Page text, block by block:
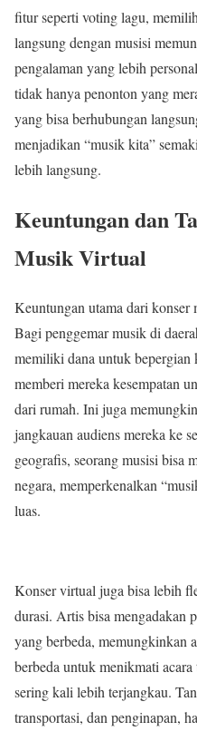
fitur seperti voting lagu,
langsung dengan musisi
pengalaman yang lebih
tidak hanya penonton yang
yang bisa berhubungan
menjadikan “musik kita”
lebih langsung.
Keuntungan dan
Musik Virtual
Keuntungan utama dari konser
Bagi penggemar musik di
memiliki dana untuk bepergian
memberi mereka kesempatan
dari rumah. Ini juga
jangkauan audiens mereka ke
geografis, seorang musisi bisa
negara, memperkenalkan
luas.
Konser virtual juga bisa lebih
durasi. Artis bisa mengadakan
yang berbeda, memungkinkan
berbeda untuk menikmati
sering kali lebih terjangkau.
transportasi, dan penginapan,